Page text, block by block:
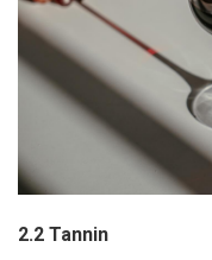
2.2 Tannin